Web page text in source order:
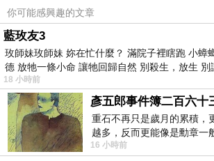
你可能感興趣的文章
藍玫友3
玫師妹玫師妹 妳在忙什麼？ 滿院子裡瞎跑 小蟑
德 放牠一條小命 讓牠回歸自然 別殺生，放生 別
18 小時前
彥五郎事件簿二百六十
重石不再只是歲月的累積，
越多，反而更能像是勳章一
習慣一如縱容，成了再難輕
16 小時前